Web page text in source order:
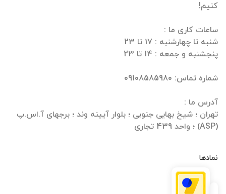
تهران ؛ شیخ بهایی جنوبی ؛ بلوار آیینه وند ؛ برجهای آ.اس.پ
(ASP) ؛ واحد 439 تجاری
نمادها